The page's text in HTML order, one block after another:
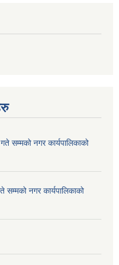
नगर कार्यपालिकाको
नगर कार्यपालिकाको